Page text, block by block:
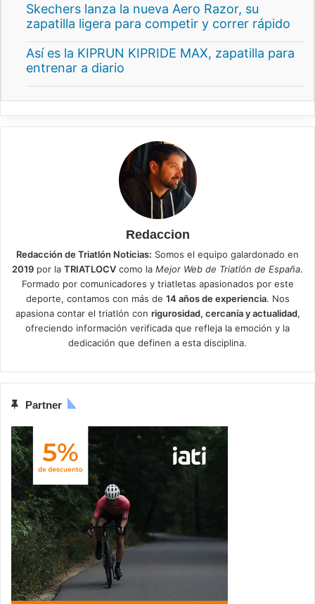
Skechers lanza la nueva Aero Razor, su
zapatilla ligera para competir y correr rápido
Así es la KIPRUN KIPRIDE MAX, zapatilla para
entrenar a diario
Redaccion
Redacción de Triatlón Noticias: Somos el equipo galardonado en
2019 por la TRIATLOCV como la Mejor Web de Triatlón de España.
Formado por comunicadores y triatletas apasionados por este
deporte, contamos con más de 14 años de experiencia. Nos
apasiona contar el triatlón con rigurosidad, cercanía y actualidad,
ofreciendo información verificada que refleja la emoción y la
dedicación que definen a esta disciplina.
Partner